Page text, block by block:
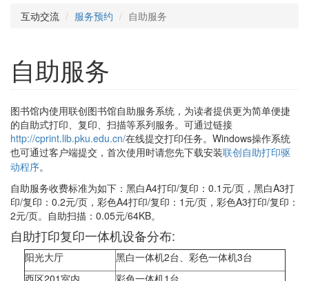
互动交流 服务预约 自助服务
自助服务
图书馆内使用联创图书馆自助服务系统，为读者提供更为简单便捷
的自助式打印、复印、扫描等系列服务。可通过链接
http://cprint.lib.pku.edu.cn/在线提交打印任务。Windows操作系统
也可通过客户端提交， 首次使用时请您先下载安装联创自助打印驱
动程序。
自助服务收费标准为如下：黑白A4打印/复印：0.1元/页，黑白A3打
印/复印：0.2元/页，彩色A4打印/复印：1元/页，彩色A3打印/复印：
2元/页。自助扫描：0.05元/64KB。
自助打印复印一体机设备分布:
阳光大厅
黑白一体机2台、彩色一体机3台